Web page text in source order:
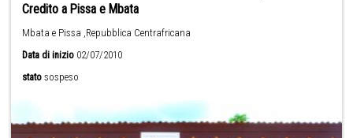
Credito a Pissa e Mbata
Mbata e Pissa ,Repubblica Centrafricana
Data di inizio 02/07/2010
stato sospeso